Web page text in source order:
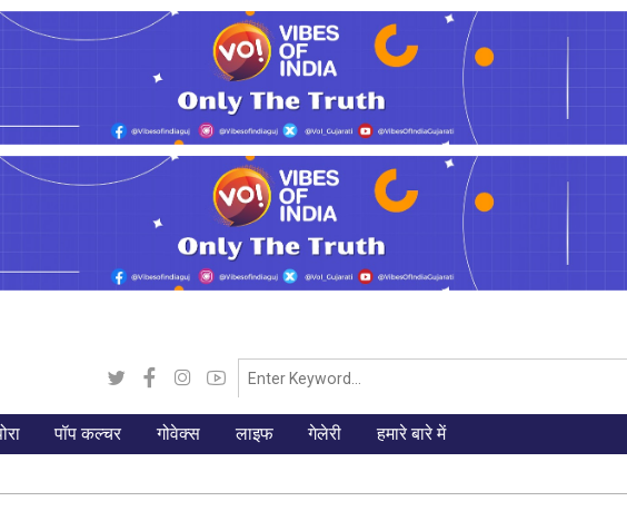
पॉप कल्चर गोवेक्स लाइफ गेलेरी हमारे बारे में